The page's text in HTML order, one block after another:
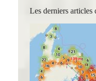
Les derniers articles